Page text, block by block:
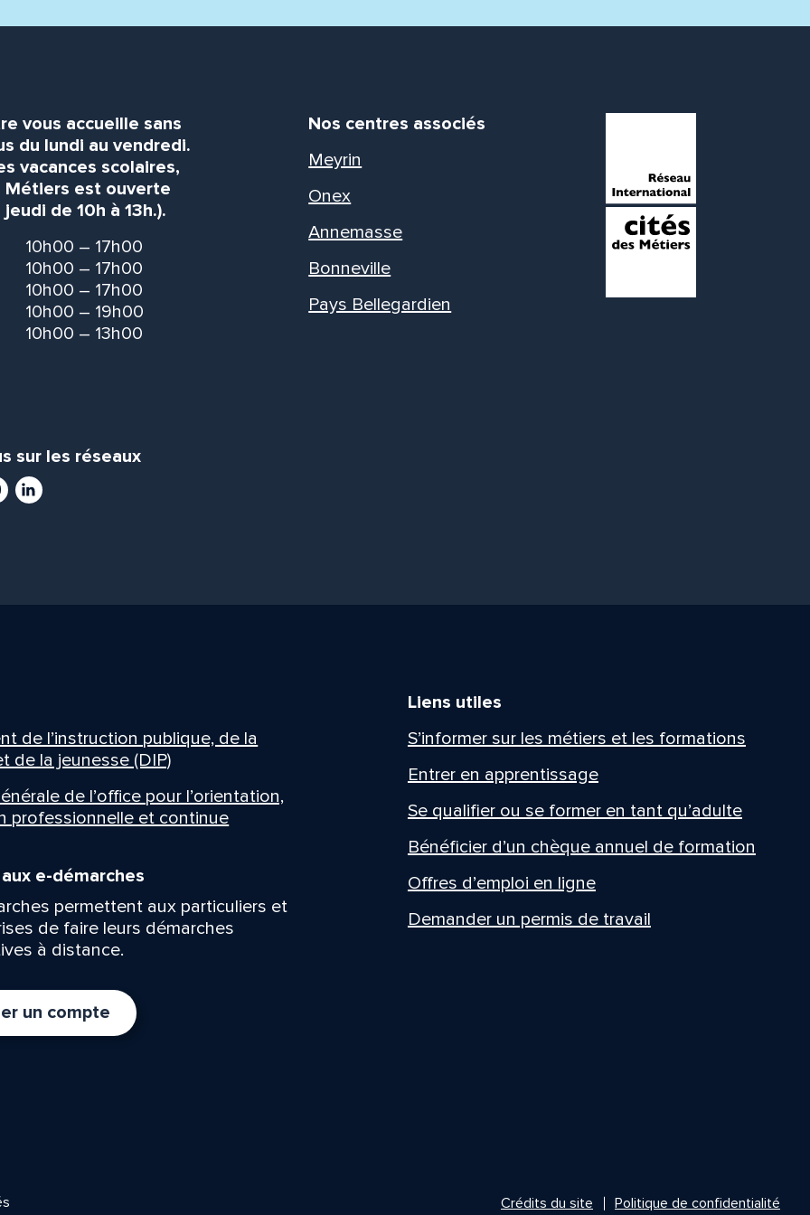
vous accueille sans
du lundi au vendredi.
vacances scolaires,
Métiers est ouverte
de 10h à 13h.).
10h00 – 17h00
10h00 – 17h00
10h00 – 17h00
10h00 – 19h00
10h00 – 13h00
sur les réseaux
LinkedIn
Nos centres associés
Meyrin
Onex
Annemasse
Bonneville
Pays Bellegardien
de l’instruction publique, de la
de la jeunesse (DIP)
de l’office pour l’orientation,
professionnelle et continue
e-démarches
permettent aux particuliers et
de faire leurs démarches
à distance.
un compte
Liens utiles
S’informer sur les métiers et les formations
Entrer en apprentissage
Se qualifier ou se former en tant qu’adulte
Bénéficier d’un chèque annuel de formation
Offres d’emploi en ligne
Demander un permis de travail
Crédits du site Politique de confidentialité